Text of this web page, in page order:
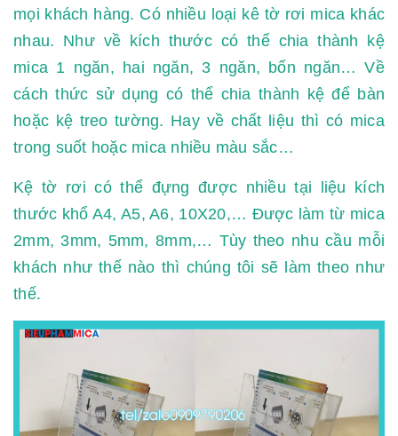
mọi khách hàng. Có nhiều loại kê tờ rơi mica khác
nhau. Như về kích thước có thể chia thành kệ
mica 1 ngăn, hai ngăn, 3 ngăn, bốn ngăn… Về
cách thức sử dụng có thể chia thành kệ để bàn
hoặc kệ treo tường. Hay về chất liệu thì có mica
trong suốt hoặc mica nhiều màu sắc…
Kệ tờ rơi có thể đựng được nhiều tại liệu kích
thước khổ A4, A5, A6, 10X20,… Được làm từ mica
2mm, 3mm, 5mm, 8mm,… Tùy theo nhu cầu mỗi
khách như thế nào thì chúng tôi sẽ làm theo như
thế.